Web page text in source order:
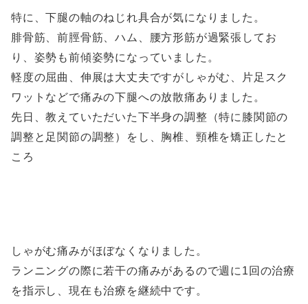
特に、下腿の軸のねじれ具合が気になりました。
腓骨筋、前脛骨筋、ハム、腰方形筋が過緊張してお
り、姿勢も前傾姿勢になっていました。
軽度の屈曲、伸展は大丈夫ですがしゃがむ、片足スク
ワットなどで痛みの下腿への放散痛ありました。
先日、教えていただいた下半身の調整（特に膝関節の
調整と足関節の調整）をし、胸椎、頸椎を矯正したと
ころ
しゃがむ痛みがほぼなくなりました。
ランニングの際に若干の痛みがあるので週に1回の治療
を指示し、現在も治療を継続中です。